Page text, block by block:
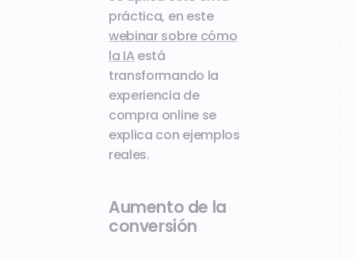
práctica, en este
webinar sobre cómo
la IAestá
transformando la
experiencia de
compra online se
explica con ejemplos
reales.
Aumento de la
conversión